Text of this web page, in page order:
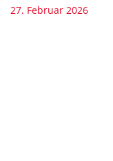
27. Februar 2026